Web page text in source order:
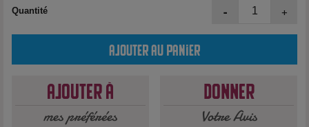
Quantité - +
Ajouter au panier
Ajouter à
mes préférées
Donner
Votre Avis